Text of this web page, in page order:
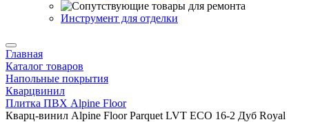
Инструмент для отделки
Главная
Каталог товаров
Напольные покрытия
Кварцвинил
Плитка ПВХ Alpine Floor
Кварц-винил Alpine Floor Parquet LVT ECO 16-2 Дуб Royal